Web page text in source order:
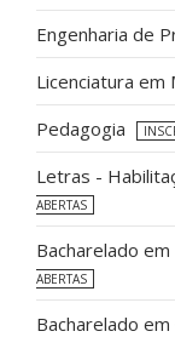
Engenharia de
Licenciatura em
Pedagogia
Letras -
ABERTAS
Bacharelado
ABERTAS
Bacharelado